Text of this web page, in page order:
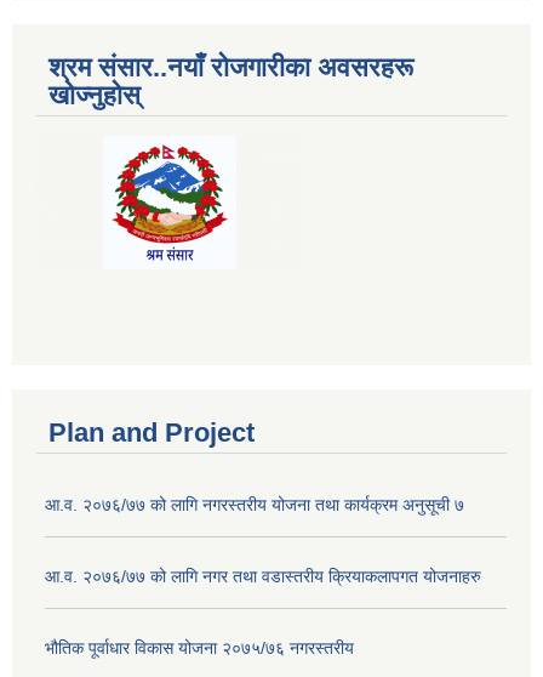
श्रम संसार..नयाँ रोजगारीका अवसरहरू
खोज्नुहोस्
Plan and Project
आ.व. २०७६/७७ को लागि नगरस्तरीय योजना तथा कार्यक्रम अनुसूची ७
आ.व. २०७६/७७ को लागि नगर तथा वडास्तरीय क्रियाकलापगत योजनाहरु
भौतिक पूर्वाधार विकास योजना २०७५/७६ नगरस्तरीय